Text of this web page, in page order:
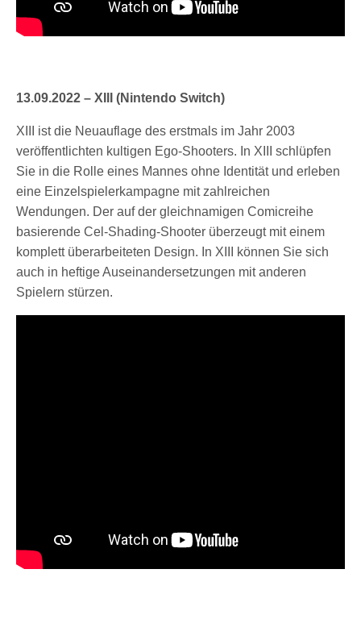
13.09.2022 – XIII (Nintendo Switch)
XIII ist die Neuauflage des erstmals im Jahr 2003
veröffentlichten kultigen Ego-Shooters. In XIII schlüpfen
Sie in die Rolle eines Mannes ohne Identität und erleben
eine Einzelspielerkampagne mit zahlreichen
Wendungen. Der auf der gleichnamigen Comicreihe
basierende Cel-Shading-Shooter überzeugt mit einem
komplett überarbeiteten Design. In XIII können Sie sich
auch in heftige Auseinandersetzungen mit anderen
Spielern stürzen.